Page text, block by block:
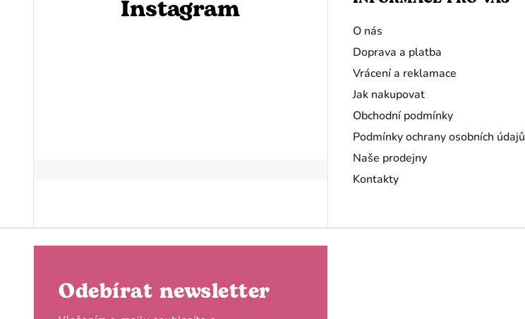
Instagram
Odebírat newsletter
O nás
Doprava a platba
Vrácení a reklamace
Jak nakupovat
Obchodní podmínky
Podmínky ochrany osobních údajů
Naše prodejny
Kontakty